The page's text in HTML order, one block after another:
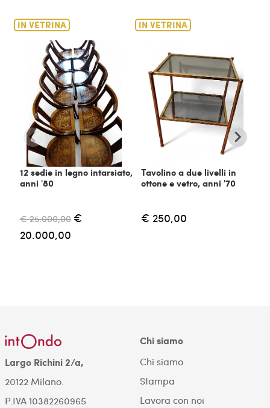
IN VETRINA
12 sedie in legno intarsiato,
anni '80
€ 25.000,00 €
20.000,00
IN VETRINA
Tavolino a due livelli in
ottone e vetro, anni '70
€ 250,00
Largo Richini 2/a,
20122 Milano.
P.IVA 10382260965
Chi siamo
Chi siamo
Stampa
Lavora con noi